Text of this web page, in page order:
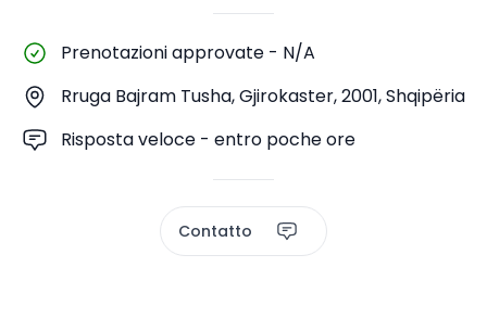
Prenotazioni approvate - N/A
Rruga Bajram Tusha, Gjirokaster, 2001, Shqipëria
Risposta veloce - entro poche ore
Contatto